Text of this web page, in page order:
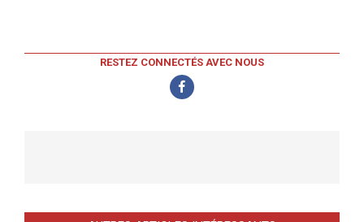
RESTEZ CONNECTÉS AVEC NOUS